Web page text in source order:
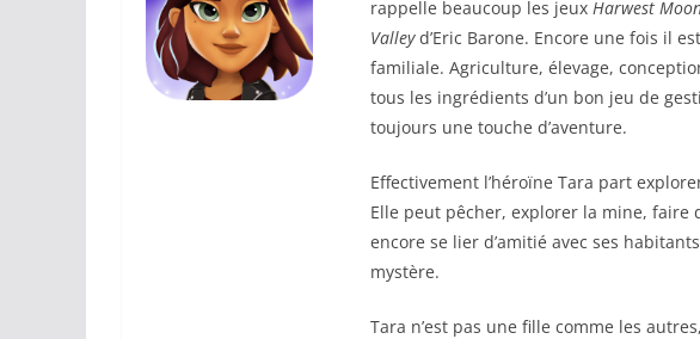
rappelle beaucoup les jeux Harwest
Valleyd’Eric Barone. Encore une fois il
familiale. Agriculture, élevage,
tous les ingrédients d’un bon jeu de
toujours une touche d’aventure.
Effectivement l’héroïne Tara part
Elle peut pêcher, explorer la mine, faire
encore se lier d’amitié avec ses
mystère.
Tara n’est pas une fille comme les